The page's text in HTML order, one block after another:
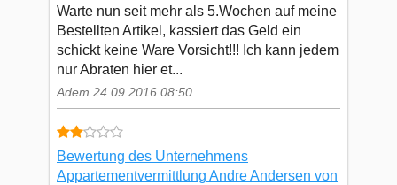
Warte nun seit mehr als 5.Wochen auf meine
Bestellten Artikel, kassiert das Geld ein
schickt keine Ware Vorsicht!!! Ich kann jedem
nur Abraten hier et...
Adem 24.09.2016 08:50
Bewertung des Unternehmens
Appartementvermittlung Andre Andersen von